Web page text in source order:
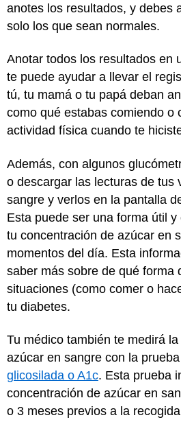
anotes los resultados, y debes
solo los que sean normales.
Anotar todos los resultados en
te puede ayudar a llevar el
tú, tu mamá o tu papá deban
como qué estabas comiendo o
actividad física cuando te
Además, con algunos
o descargar las lecturas de tus
sangre y verlos en la pantalla
Esta puede ser una forma útil
tu concentración de azúcar en
momentos del día. Esta
saber más sobre de qué forma
situaciones (como comer o
tu diabetes.
Tu médico también te medirá
azúcar en sangre con la
glicosilada o A1c. Esta prueba
concentración de azúcar en
o 3 meses previos a la